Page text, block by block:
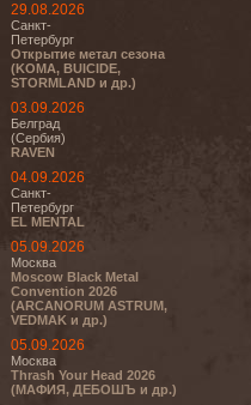
29.08.2026
Санкт-
Петербург
Открытие метал сезона
(KOMA, BUICIDE,
STORMLAND и др.)
03.09.2026
Белград
(Сербия)
RAVEN
04.09.2026
Санкт-
Петербург
EL MENTAL
05.09.2026
Москва
Moscow Black Metal
Convention 2026
(ARCANORUM ASTRUM,
VEDMAK и др.)
05.09.2026
Москва
Thrash Your Head 2026
(МАФИЯ, ДЕБОШЪ и др.)